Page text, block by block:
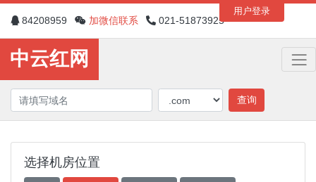
用户登录
84208959 加微信联系 021-51873925
中云红网
查询
选择机房位置